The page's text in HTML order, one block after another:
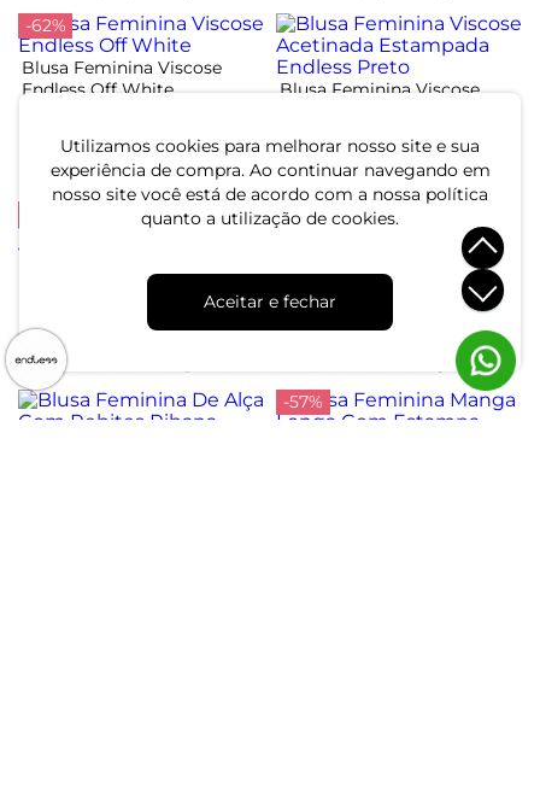
Utilizamos cookies para melhorar nosso site e sua
experiência de compra. Ao continuar navegando em
nosso site você está de acordo com a nossa política
quanto a utilização de cookies.
Aceitar e fechar
-62%
Blusa Feminina Viscose
Endless Off White
ou 1x de R$ 49,99 sem juros
Blusa Feminina Viscose
R$ 144,99
ou 4x de R$ 36,24 sem juros
Blusa Feminina Tecido
Viscose Khyara Endless
R$ 139,99 R$ 69,99
ou 2x de R$ 34,99 sem juros
Blusa Feminina Com
Abertura Nas Costas
Endless Verde
R$ 159,99
ou 5x de R$ 31,99 sem juros
-57%